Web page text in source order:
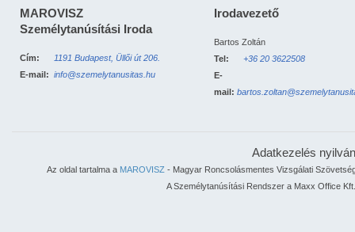
MAROVISZ
Személytanúsítási Iroda
Cím:
1191 Budapest, Üllői út 206.
E-mail: info@szemelytanusitas.hu
Irodavezető
Bartos Zoltán
Tel:
+36 20 3622508
E-
mail:
Adatkezelés
Az oldal tartalma a MAROVISZ - Magyar Roncsolásmentes Vizsgálati
A Személytanúsítási Rendszer a Maxx Office